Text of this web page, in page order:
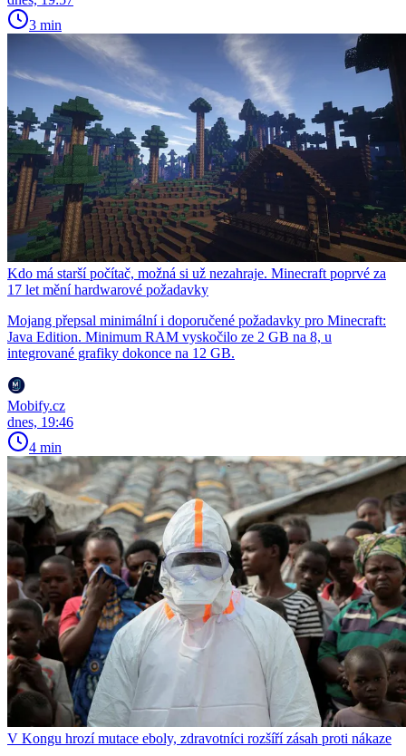
3 min
Kdo má starší počítač, možná si už nezahraje. Minecraft poprvé za
17 let mění hardwarové požadavky
Mojang přepsal minimální i doporučené požadavky pro Minecraft:
Java Edition. Minimum RAM vyskočilo ze 2 GB na 8, u
integrované grafiky dokonce na 12 GB.
Mobify.cz
dnes, 19:46
4 min
V Kongu hrozí mutace eboly, zdravotníci rozšíří zásah proti nákaze